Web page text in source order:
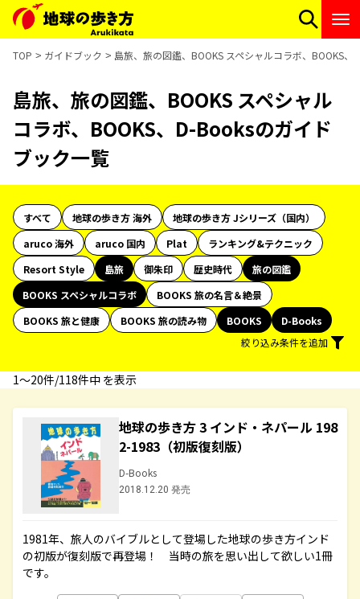
TOP ガイドブック 島旅、旅の図鑑、BOOKS スペシャルコラボ、BOOKS
島旅、旅の図鑑、BOOKS スペシャル
コラボ、BOOKS、D-Booksのガイド
ブック一覧
すべて 地球の歩き方 海外
地球の歩き方 Jシリーズ（国内）
aruco 海外
aruco 国内 Plat
ランキング&テクニック
Resort Style
島旅 御朱印 歴史時代
旅の図鑑
BOOKS スペシャルコラボ
BOOKS 旅の名言＆絶景
BOOKS 旅と健康
BOOKS 旅の読み物 BOOKS
D-Books
絞り込み条件を追加
1〜20件/118件中 を表示
地球の歩き方 3 インド・ネパール 198
2-1983（初版復刻版）
D-Books
2018.12.20 発売
1981年、旅人のバイブルとして登場した地球の歩き方インド
の初版が復刻版で再登場！ 当時の旅を思い出して欲しい1冊
です。